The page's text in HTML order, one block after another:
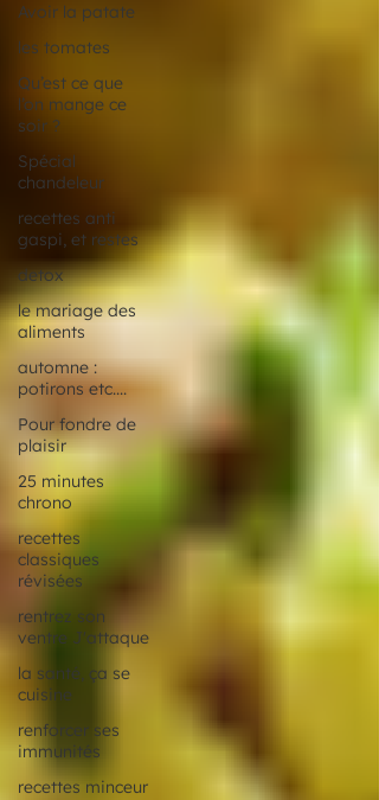
Avoir la patate
les tomates
Qu’est ce que
l’on mange ce
soir ?
Spécial
chandeleur
recettes anti
gaspi, et restes
detox
le mariage des
aliments
automne :
potirons etc....
Pour fondre de
plaisir
25 minutes
chrono
recettes
classiques
révisées
rentrez son
ventre J'attaque
la santé, ça se
cuisine
renforcer ses
immunités
recettes minceur